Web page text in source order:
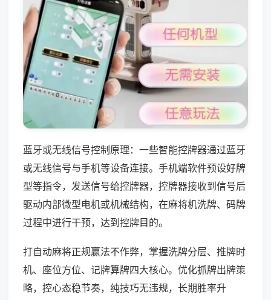
蓝牙或无线信号控制原理：一些智能控牌器通过蓝牙
或无线信号与手机等设备连接。手机端软件预设好牌
型等指令，发送信号给控牌器，控牌器接收到信号后
驱动内部微型电机或机械结构，在麻将机洗牌、码牌
过程中进行干预，达到控牌目的。
打自动麻将正规赢法不作弊，掌握洗牌分层、推牌时
机、座位方位、记牌算牌四大核心。优化抓牌出牌策
略，控心态稳节奏，纯技巧无违规，长期胜率升